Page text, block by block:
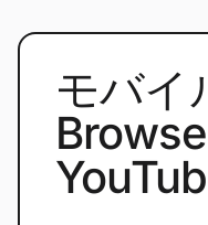
モバイ